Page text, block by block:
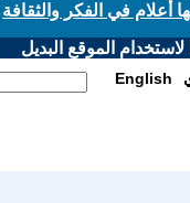
أعلام في الفكر والثقافة
الموقع البديل
English